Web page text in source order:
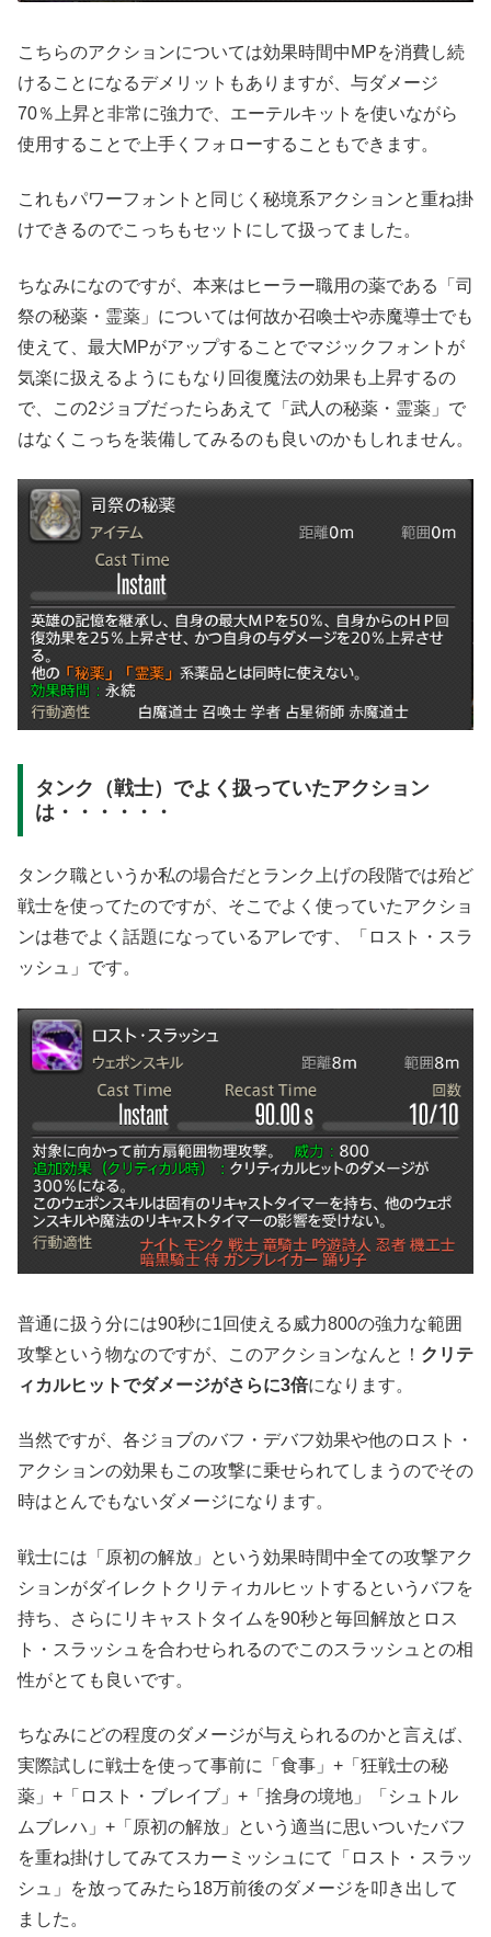
こちらのアクションについては効果時間中MPを消費し続
けることになるデメリットもありますが、与ダメージ
70％上昇と非常に強力で、エーテルキットを使いながら
使用することで上手くフォローすることもできます。
これもパワーフォントと同じく秘境系アクションと重ね掛
けできるのでこっちもセットにして扱ってました。
ちなみになのですが、本来はヒーラー職用の薬である「司
祭の秘薬・霊薬」については何故か召喚士や赤魔導士でも
使えて、最大MPがアップすることでマジックフォントが
気楽に扱えるようにもなり回復魔法の効果も上昇するの
で、この2ジョブだったらあえて「武人の秘薬・霊薬」で
はなくこっちを装備してみるのも良いのかもしれません。
タンク（戦士）でよく扱っていたアクション
は・・・・・・
タンク職というか私の場合だとランク上げの段階では殆ど
戦士を使ってたのですが、そこでよく使っていたアクショ
ンは巷でよく話題になっているアレです、「ロスト・スラ
ッシュ」です。
普通に扱う分には90秒に1回使える威力800の強力な範囲
攻撃という物なのですが、このアクションなんと！ クリテ
ィカルヒットでダメージがさらに3倍になります。
当然ですが、各ジョブのバフ・デバフ効果や他のロスト・
アクションの効果もこの攻撃に乗せられてしまうのでその
時はとんでもないダメージになります。
戦士には「原初の解放」という効果時間中全ての攻撃アク
ションがダイレクトクリティカルヒットするというバフを
持ち、さらにリキャストタイムを90秒と毎回解放とロス
ト・スラッシュを合わせられるのでこのスラッシュとの相
性がとても良いです。
ちなみにどの程度のダメージが与えられるのかと言えば、
実際試しに戦士を使って事前に「食事」+「狂戦士の秘
薬」+「ロスト・ブレイブ」+「捨身の境地」「シュトル
ムブレハ」+「原初の解放」という適当に思いついたバフ
を重ね掛けしてみてスカーミッシュにて「ロスト・スラッ
シュ」を放ってみたら18万前後のダメージを叩き出して
ました。